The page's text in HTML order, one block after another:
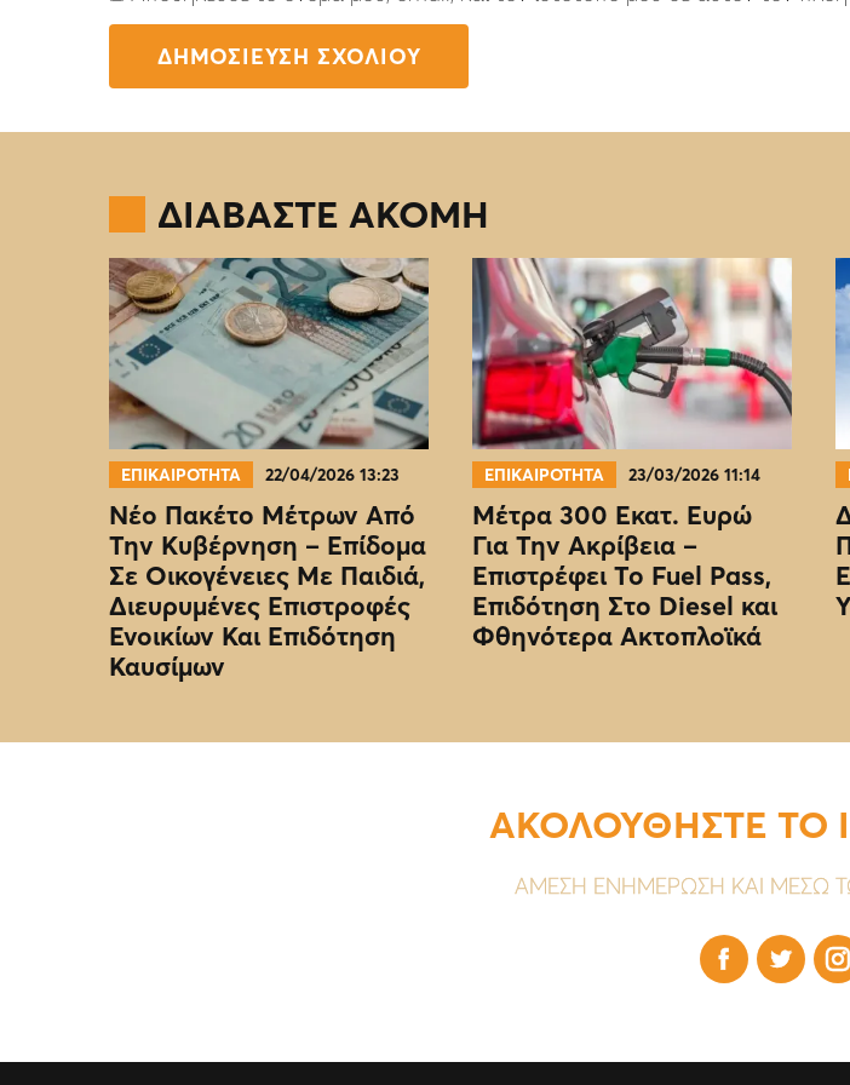
ΔΙΑΒΑΣΤΕ ΑΚΟΜΗ
ΕΠΙΚΑΙΡΟΤΗΤΑ 22/04/2026 13:23
Νέο Πακέτο Μέτρων Από
Την Κυβέρνηση – Επίδομα
Σε Οικογένειες Με Παιδιά,
Διευρυμένες Επιστροφές
Ενοικίων Και Επιδότηση
Καυσίμων
ΕΠΙΚΑΙΡΟΤΗΤΑ 23/03/2026 11:14
Μέτρα 300 Εκατ. Ευρώ
Για Την Ακρίβεια –
Επιστρέφει Το Fuel Pass,
Επιδότηση Στο Diesel και
Φθηνότερα Ακτοπλοϊκά
ΑΚΟΛΟΥΘΗΣΤΕ ΤΟ
ΑΜΕΣΗ ΕΝΗΜΕΡΩΣΗ ΚΑΙ ΜΕΣΩ
  